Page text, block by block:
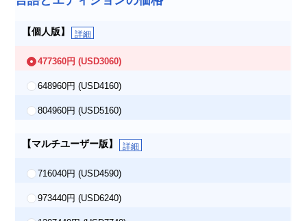
【個人版】 詳細
477360円(USD3060)
648960円(USD4160)
804960円(USD5160)
【マルチユーザー版】 詳細
716040円(USD4590)
973440円(USD6240)